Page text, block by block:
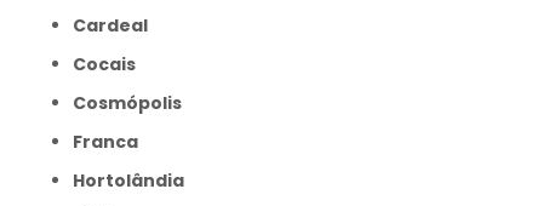
Cardeal
Cocais
Cosmópolis
Franca
Hortolândia